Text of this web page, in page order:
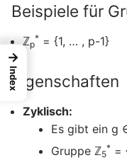
Beispiele für
ℤp
* = {1, … , p-1}
Eigenschaften
Zyklisch:
Es gibt ein g
Gruppe ℤ5
* =
→
Index